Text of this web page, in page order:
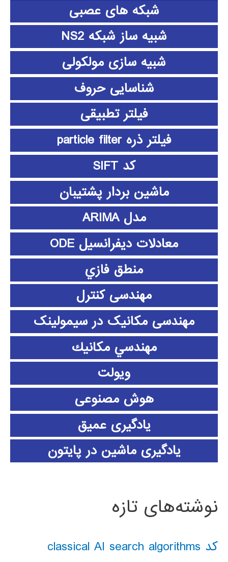
شبکه های عصبی
شبیه ساز شبکه NS2
شبیه سازی مولکولی
شناسایی حروف
فیلتر تطبیقی
فیلتر ذره particle filter
کد SIFT
ماشین بردار پشتیبان
مدل ARIMA
معادلات دیفرانسیل ODE
منطق فازي
مهندسی کنترل
مهندسی مکانیک در سیمولینک
مهندسي مكانيك
ویولت
هوش مصنوعی
یادگیری عمیق
یادگیری ماشین در پایتون
نوشته‌های تازه
کد classical AI search algorithms